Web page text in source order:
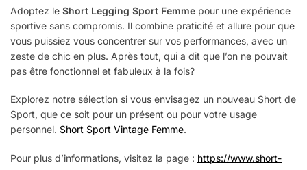
Adoptez le Short Legging Sport Femme pour une expérience
sportive sans compromis. Il combine praticité et allure pour que
vous puissiez vous concentrer sur vos performances, avec un
zeste de chic en plus. Après tout, qui a dit que l’on ne pouvait
pas être fonctionnel et fabuleux à la fois?
Explorez notre sélection si vous envisagez un nouveau Short de
Sport, que ce soit pour un présent ou pour votre usage
personnel. Short Sport Vintage Femme.
Pour plus d’informations, visitez la page : https://www.short-